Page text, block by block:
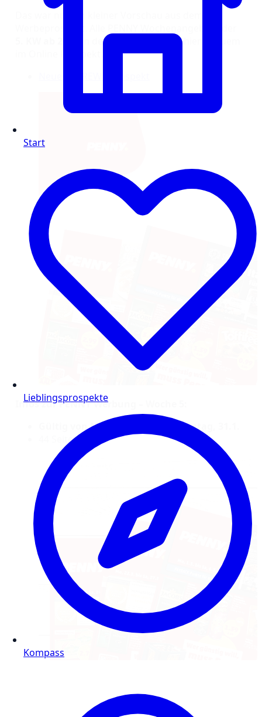
in der Filiale findest du hier bequem
Infos zur PENNY Werbung – Woche 5:
Gültig von Montag, 26.1. bis Samstag, 31.1.
44 Seiten
Start
Lieblingsprospekte
Kompass